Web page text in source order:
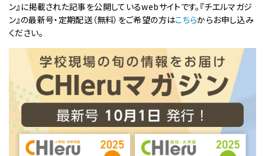
ン』に掲載された記事を公開しているwebサイトです。『チエルマガジ
ン』の最新号・定期配送（無料）をご希望の方はこちらからお申し込み
ください。